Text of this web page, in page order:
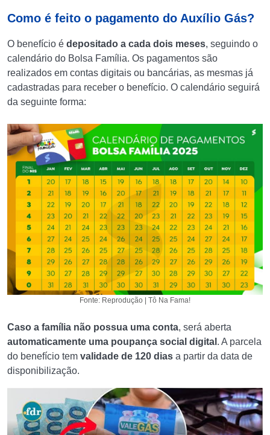
Como é feito o pagamento do Auxílio Gás?
O benefício é depositado a cada dois meses, seguindo o
calendário do Bolsa Família. Os pagamentos são
realizados em contas digitais ou bancárias, as mesmas já
cadastradas para receber o benefício. O calendário seguirá
da seguinte forma:
Fonte: Reprodução | Tô Na Fama!
Caso a família não possua uma conta, será aberta
automaticamente uma poupança social digital . A parcela
do benefício tem validade de 120 dias a partir da data de
disponibilização.